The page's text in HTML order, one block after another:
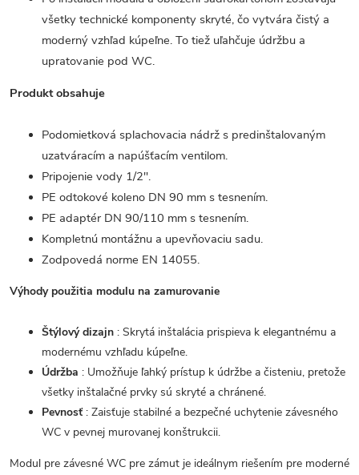
všetky technické komponenty skryté, čo vytvára čistý a
moderný vzhľad kúpeľne. To tiež uľahčuje údržbu a
upratovanie pod WC.
Produkt obsahuje
Podomietková splachovacia nádrž s predinštalovaným
uzatváracím a napúšťacím ventilom.
Pripojenie vody 1/2".
PE odtokové koleno DN 90 mm s tesnením.
PE adaptér DN 90/110 mm s tesnením.
Kompletnú montážnu a upevňovaciu sadu.
Zodpovedá norme EN 14055.
Výhody použitia modulu na zamurovanie
Štýlový dizajn : Skrytá inštalácia prispieva k elegantnému a
modernému vzhľadu kúpeľne.
Údržba : Umožňuje ľahký prístup k údržbe a čisteniu, pretože
všetky inštalačné prvky sú skryté a chránené.
Pevnosť : Zaisťuje stabilné a bezpečné uchytenie závesného
WC v pevnej murovanej konštrukcii.
Modul pre závesné WC pre zámut je ideálnym riešením pre moderné